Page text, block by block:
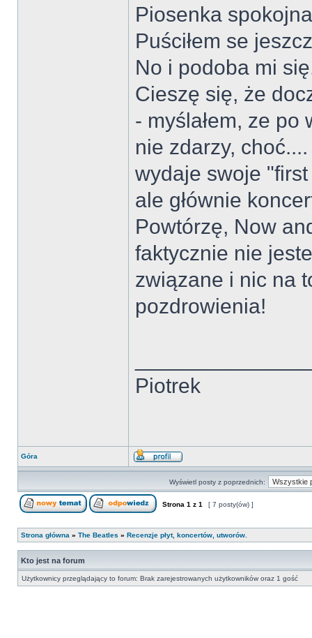
Piosenka
Puściłem se
No i podoba mi
Cieszę się, że
- myślałem, ze
nie zdarzy,
wydaje swoje
ale głównie
Powtórzę, Now
faktycznie nie
związane i nic na
pozdrowienia!
Piotrek
Góra
Wyświetl posty z poprzednich:
Strona 1 z 1 [ 7 posty(ów) ]
Strona główna » The Beatles » Recenzje płyt, koncertów, utworów.
Kto jest na forum
Użytkownicy przeglądający to forum: Brak zarejestrowanych użytkowników oraz 1 gość